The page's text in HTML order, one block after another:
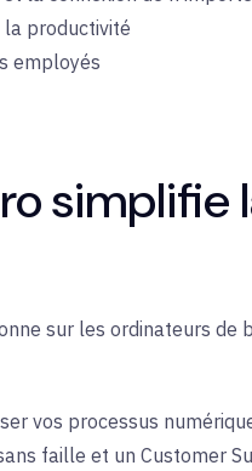
productivité
employés
simplifie
sur les ordinateurs
vos processus
faille et un Customer